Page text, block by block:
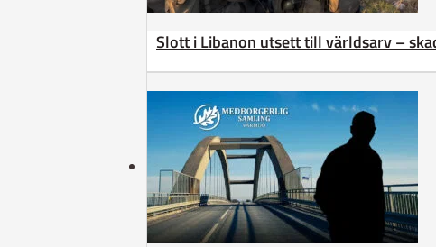
Slott i Libanon utsett till världsarv –